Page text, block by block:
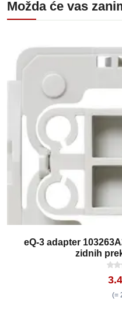
Možda će vas
eQ-3 adapter
zidnih
(=